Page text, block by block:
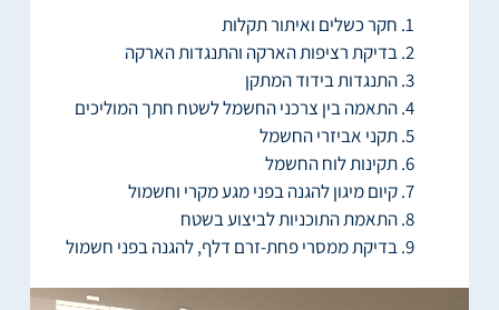
חקר כשלים ואיתור תקלות
בדיקת רציפות הארקה והתנגדות הארקה
התנגדות בידוד המתקן
התאמה בין צרכני החשמל לשטח חתך המוליכים
תקני אביזרי החשמל
תקינות לוח החשמל
קיום מיגון להגנה בפני מגע מקרי וחשמול
התאמת התוכניות לביצוע בשטח
בדיקת ממסרי פחת-זרם דלף, להגנה בפני חשמול